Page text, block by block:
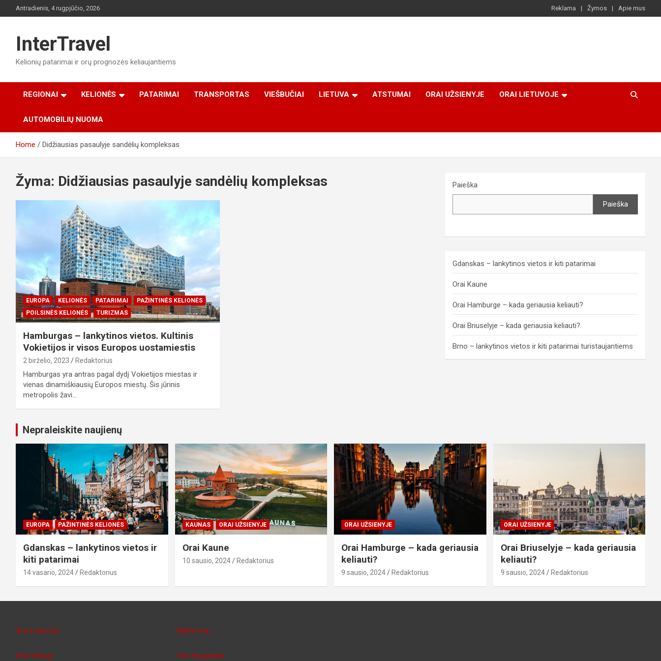
to
Antradienis, 4 rugpjūčio, 2026 Reklama Žymos Apie mus
InterTravel
Kelionių patarimai ir orų prognozės keliaujantiems
REGIONAI KELIONĖS PATARIMAI TRANSPORTAS VIEŠBUČIAI LIETUVA ATSTUMAI ORAI UŽSIENYJE ORAI LIETUVOJE
AUTOMOBILIŲ NUOMA
Home Didžiausias pasaulyje sandėlių kompleksas
Žyma: Didžiausias pasaulyje sandėlių kompleksas
EUROPA KELIONĖS PATARIMAI
PAŽINTINĖS KELIONĖS
POILSINĖS KELIONĖS
TURIZMAS
Hamburgas – lankytinos vietos. Kultinis
Vokietijos ir visos Europos uostamiestis
2 birželio, 2023 Redaktorius
Hamburgas yra antras pagal dydį Vokietijos miestas ir
vienas dinamiškiausių Europos miestų. Šis jūrinis
metropolis žavi…
Paieška
Paieška
Gdanskas – lankytinos vietos ir kiti patarimai
Orai Kaune
Orai Hamburge – kada geriausia keliauti?
Orai Briuselyje – kada geriausia keliauti?
Brno – lankytinos vietos ir kiti patarimai turistaujantiems
Nepraleiskite naujienų
EUROPA PAŽINTINĖS KELIONĖS
Gdanskas – lankytinos vietos ir
kiti patarimai
14 vasario, 2024 Redaktorius
KAUNAS ORAI UŽSIENYJE
Orai Kaune
10 sausio, 2024 Redaktorius
ORAI UŽSIENYJE
Orai Hamburge – kada geriausia
keliauti?
9 sausio, 2024 Redaktorius
ORAI UŽSIENYJE
Orai Briuselyje – kada geriausia
keliauti?
9 sausio, 2024 Redaktorius
Orai Lietuvoje
Orai Vilniuje
Malta orai
Orai Hurgadoje